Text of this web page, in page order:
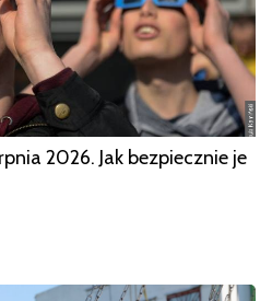
2026. Jak bezpiecznie je